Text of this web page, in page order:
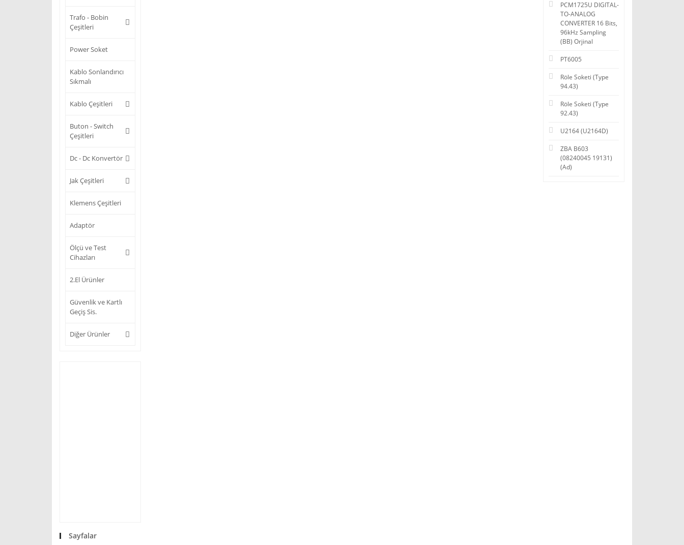
Trafo - Bobin
Çeşitleri
Power Soket
Kablo Sonlandırıcı
Sıkmalı
Kablo Çeşitleri
Buton - Switch
Çeşitleri
Dc - Dc Konvertör
Jak Çeşitleri
Klemens Çeşitleri
Adaptör
Ölçü ve Test
Cihazları
2.El Ürünler
Güvenlik ve Kartlı
Geçiş Sis.
Diğer Ürünler
Sayfalar
PCM1725U DIGITAL-
TO-ANALOG
CONVERTER 16 Bits,
96kHz Sampling
(BB) Orjinal
PT6005
Röle Soketi (Type
94.43)
Röle Soketi (Type
92.43)
U2164 (U2164D)
ZBA B603
(08240045 19131)
(Ad)